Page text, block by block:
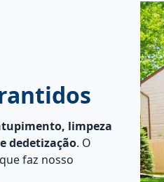
limpeza
dedetização. O
faz nosso